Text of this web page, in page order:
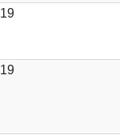
19
19